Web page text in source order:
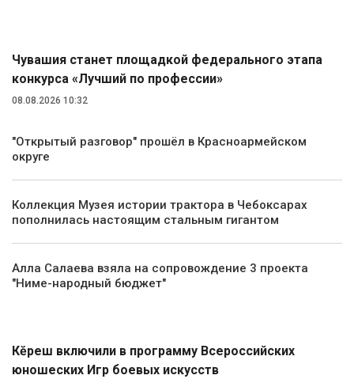
Чувашия станет площадкой федерального этапа
конкурса «Лучший по профессии»
08.08.2026 10:32
"Открытый разговор" прошёл в Красноармейском
округе
Коллекция Музея истории трактора в Чебоксарах
пополнилась настоящим стальным гигантом
Алла Салаева взяла на сопровождение 3 проекта
"Ниме-народный бюджет"
Кĕрешӳ включили в программу Всероссийских
юношеских Игр боевых искусств